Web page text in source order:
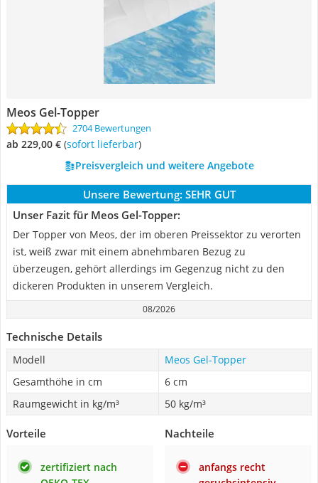
Meos Gel-Topper
2704 Bewertungen
ab 229,00 € ( Sofort lieferbar)
Preisvergleich und weitere Angebote
Unsere Bewertung: SEHR GUT
Unser Fazit für Meos Gel-Topper:
Der Topper von Meos, der im oberen Preissektor zu verorten
ist, weiß zwar mit einem abnehmbaren Bezug zu
überzeugen, gehört allerdings im Gegenzug nicht zu den
dickeren Produkten in unserem Vergleich.
08/2026
Technische Details
Modell
Meos Gel-Topper
Gesamthöhe in cm
6 cm
Raumgewicht in kg/m³
50 kg/m³
Vorteile
zertifiziert nach
Nachteile
anfangs recht